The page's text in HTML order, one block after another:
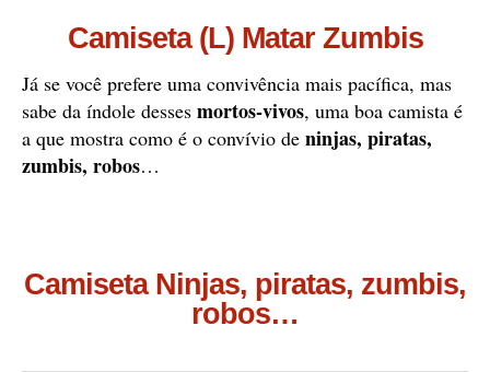
Camiseta (L) Matar Zumbis
Já se você prefere uma convivência mais pacífica, mas
sabe da índole desses mortos-vivos, uma boa camista é
a que mostra como é o convívio de ninjas, piratas,
zumbis, robos…
Camiseta Ninjas, piratas, zumbis,
robos…